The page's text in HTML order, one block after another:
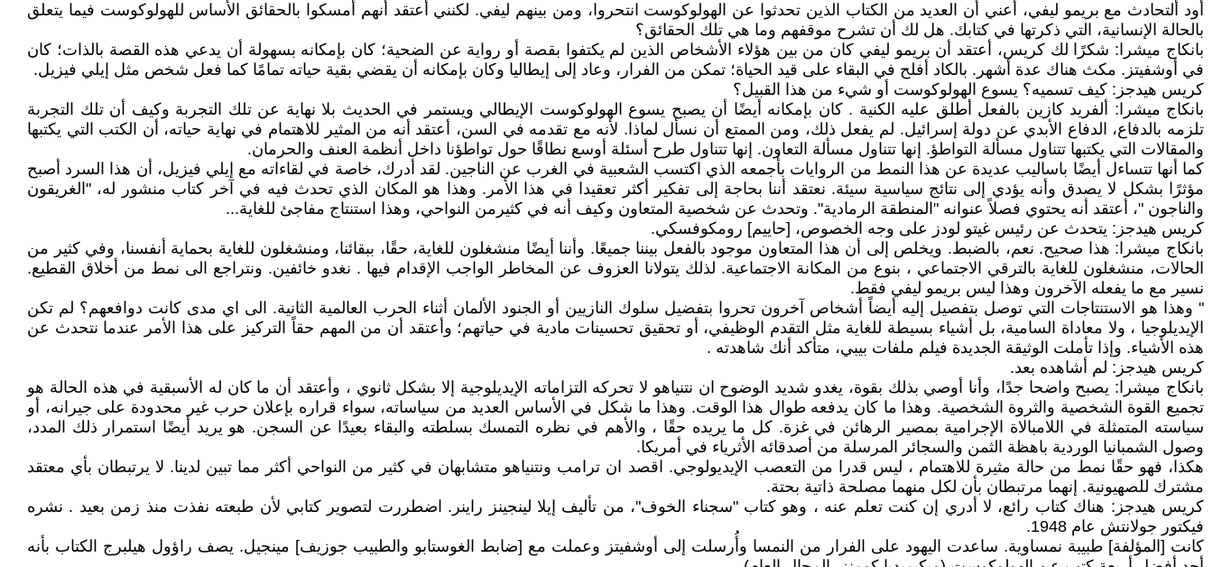
أود ألتحادث مع بريمو ليفي، أعني أن العديد من الكتاب الذين تحدثوا عن الهولوكوست انتحروا، ومن بينهم ليفي. لكنني أعتقد أنهم أمسكوا بالحقائق الأساس للهولوكوست فيما يتعلق
بالحالة الإنسانية، التي ذكرتها في كتابك. هل لك أن تشرح موقفهم وما هي تلك الحقائق؟
بانكاج ميشرا: شكرًا لك كريس، أعتقد أن بريمو ليفي كان من بين هؤلاء الأشخاص الذين لم يكتفوا بقصة أو رواية عن الضحية؛ كان بإمكانه بسهولة أن يدعي هذه القصة بالذات؛ كان
في أوشفيتز. مكث هناك عدة أشهر. بالكاد أفلح في البقاء على قيد الحياة؛ تمكن من الفرار، وعاد إلى إيطاليا وكان بإمكانه أن يقضي بقية حياته تمامًا كما فعل شخص مثل إيلي فيزيل.
كريس هيدجز: كيف تسميه؟ يسوع الهولوكوست أو شيء من هذا القبيل؟
بانكاج ميشرا: ألفريد كازين بالفعل أطلق عليه الكنية . كان بإمكانه أيضًا أن يصبح يسوع الهولوكوست الإيطالي ويستمر في الحديث بلا نهاية عن تلك التجربة وكيف أن تلك التجربة
تلزمه بالدفاع، الدفاع الأبدي عن دولة إسرائيل. لم يفعل ذلك، ومن الممتع أن نسأل لماذا. لأنه مع تقدمه في السن، أعتقد أنه من المثير للاهتمام في نهاية حياته، أن الكتب التي يكتبها
والمقالات التي يكتبها تتناول مسألة التواطؤ. إنها تتناول مسألة التعاون. إنها تتناول طرح أسئلة أوسع نطاقًا حول تواطؤنا داخل أنظمة العنف والحرمان.
كما أنها تتساءل أيضًا باساليب عديدة عن هذا النمط من الروايات بأجمعه الذي اكتسب الشعبية في الغرب عن الناجين. لقد أدرك، خاصة في لقاءاته مع إيلي فيزيل، أن هذا السرد أصبح
مؤثرًا بشكل لا يصدق وأنه يؤدي إلى نتائج سياسية سيئة. نعتقد أننا بحاجة إلى تفكير أكثر تعقيدا في هذا الأمر. وهذا هو المكان الذي تحدث فيه في آخر كتاب منشور له، "الغريقون
والناجون "، أعتقد أنه يحتوي فصلاً عنوانه "المنطقة الرمادية". وتحدث عن شخصية المتعاون وكيف أنه في كثيرمن النواحي، وهذا استنتاج مفاجئ للغاية...
كريس هيدجز: يتحدث عن رئيس غيتو لودز على وجه الخصوص، [حاييم] رومكوفسكي.
بانكاج ميشرا: هذا صحيح. نعم، بالضبط. ويخلص إلى أن هذا المتعاون موجود بالفعل بيننا جميعًا. وأننا أيضًا منشغلون للغاية، حقًا، ببقائنا، ومنشغلون للغاية بحماية أنفسنا، وفي كثير من
الحالات، منشغلون للغاية بالترقي الاجتماعي ، بنوع من المكانة الاجتماعية. لذلك يتولانا العزوف عن المخاطر الواجب الإقدام فيها . نغدو خائفين. ونتراجع الى نمط من أخلاق القطيع.
نسير مع ما يفعله الآخرون وهذا ليس بريمو ليفي فقط.
" وهذا هو الاستنتاجات التي توصل بتفصيل إليه أيضاً أشخاص آخرون تحروا بتفضيل سلوك النازيين أو الجنود الألمان أثناء الحرب العالمية الثانية. الى اي مدى كانت دوافعهم؟ لم تكن
الإيديلوجيا ، ولا معاداة السامية، بل أشياء بسيطة للغاية مثل التقدم الوظيفي، أو تحقيق تحسينات مادية في حياتهم؛ وأعتقد أن من المهم حقاً التركيز على هذا الأمر عندما نتحدث عن
هذه الأشياء. وإذا تأملت الوثيقة الجديدة فيلم ملفات بيبي، متأكد أنك شاهدته .
كريس هيدجز: لم أشاهده بعد.
بانكاج ميشرا: يصبح واضحا جدًا، وأنا أوصي بذلك بقوة، يغدو شديد الوضوح ان نتنياهو لا تحركه التزاماته الإيديلوجية إلا بشكل ثانوي ، وأعتقد أن ما كان له الأسبقية في هذه الحالة هو
تجميع القوة الشخصية والثروة الشخصية. وهذا ما كان يدفعه طوال هذا الوقت. وهذا ما شكل في الأساس العديد من سياساته، سواء قراره بإعلان حرب غير محدودة على جيرانه، أو
سياسته المتمثلة في اللامبالاة الإجرامية بمصير الرهائن في غزة. كل ما يريده حقًا ، والأهم في نظره التمسك بسلطته والبقاء بعيدًا عن السجن. هو يريد أيضًا استمرار ذلك المدد،
وصول الشمبانيا الوردية باهظة الثمن والسجائر المرسلة من أصدقائه الأثرياء في أمريكا.
هكذا، فهو حقًا نمط من حالة مثيرة للاهتمام ، ليس قدرا من التعصب الإيديولوجي. اقصد ان ترامب ونتنياهو متشابهان في كثير من النواحي أكثر مما تبين لدينا. لا يرتبطان بأي معتقد
مشترك للصهيونية. إنهما مرتبطان بأن لكل منهما مصلحة ذاتية بحتة.
كريس هيدجز: هناك كتاب رائع، لا أدري إن كنت تعلم عنه ، وهو كتاب "سجناء الخوف"، من تأليف إيلا لينجينز راينر. اضطررت لتصوير كتابي لأن طبعته نفذت منذ زمن بعيد . نشره
فيكتور جولانتش عام 1948.
كانت [المؤلفة] طبيبة نمساوية. ساعدت اليهود على الفرار من النمسا وأُرسلت إلى أوشفيتز وعملت مع [ضابط الغوستابو والطبيب جوزيف] مينجيل. يصف راؤول هيلبرج الكتاب بأنه